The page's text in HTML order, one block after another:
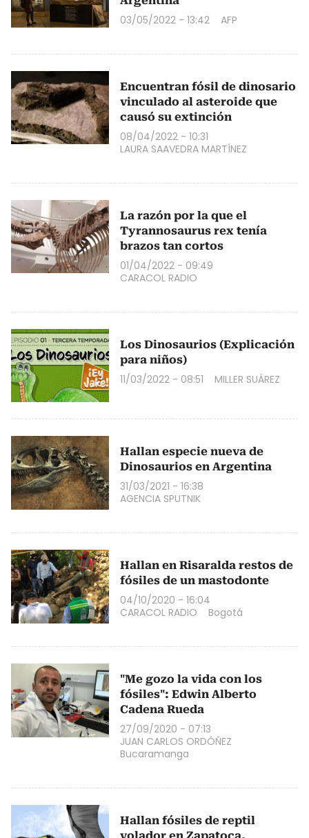
03/05/2022 - 13:42 AFP
Encuentran fósil de dinosario
vinculado al asteroide que
causó su extinción
08/04/2022 - 10:31
LAURA SAAVEDRA MARTÍNEZ
La razón por la que el
Tyrannosaurus rex tenía
brazos tan cortos
01/04/2022 - 09:49
CARACOL RADIO
Los Dinosaurios (Explicación
para niños)
11/03/2022 - 08:51 MILLER SUÁREZ
Hallan especie nueva de
Dinosaurios en Argentina
31/03/2021 - 16:38
AGENCIA SPUTNIK
Hallan en Risaralda restos de
fósiles de un mastodonte
04/10/2020 - 16:04
CARACOL RADIO
Bogotá
"Me gozo la vida con los
fósiles": Edwin Alberto
Cadena Rueda
27/09/2020 - 07:13
JUAN CARLOS ORDÓÑEZ
Bucaramanga
Hallan fósiles de reptil